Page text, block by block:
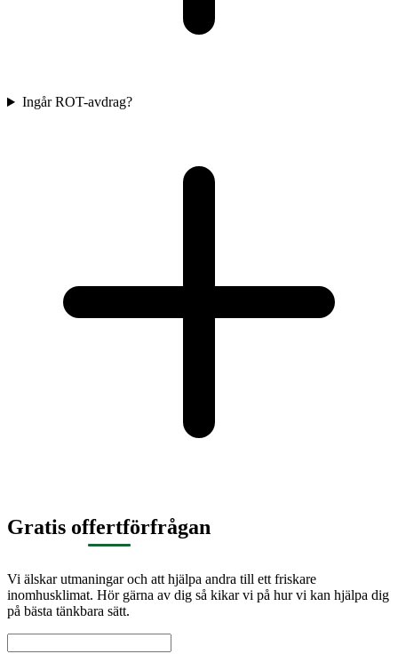
Ingår ROT-avdrag?
Gratis offertförfrågan
Vi älskar utmaningar och att hjälpa andra till ett friskare
inomhusklimat. Hör gärna av dig så kikar vi på hur vi kan hjälpa dig
på bästa tänkbara sätt.